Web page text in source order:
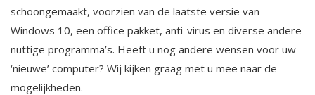
schoongemaakt, voorzien van de laatste versie van
Windows 10, een office pakket, anti-virus en diverse andere
nuttige programma’s. Heeft u nog andere wensen voor uw
‘nieuwe’ computer? Wij kijken graag met u mee naar de
mogelijkheden.